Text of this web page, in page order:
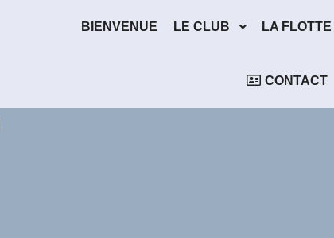
BIENVENUE LE CLUB LA FLOTTE
CONTACT